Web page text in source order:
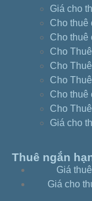
Giá cho
Cho thuê
Cho thuê
Cho
Cho
Cho
Cho thuê
Cho
Giá cho
Thuê ngắn
Giá
Giá cho